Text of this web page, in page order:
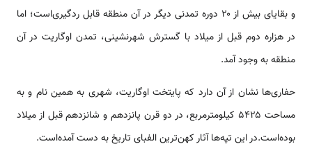
و بقایای بیش از ۲۰ دوره تمدنی دیگر در آن منطقه قابل ردگیری‌است؛ اما
در هزاره دوم قبل از میلاد با گسترش شهرنشینی، تمدن اوگاریت در آن
منطقه به وجود آمد.
حفاری‌ها نشان از آن دارد که پایتخت اوگاریت، شهری به همین نام و به
مساحت ۵۴۲۵ کیلومترمربع، در دو قرن پانزدهم و شانزدهم قبل از میلاد
بوده‌است.در این تپه‌ها آثار کهن‌ترین الفبای تاریخ به دست آمده‌است.